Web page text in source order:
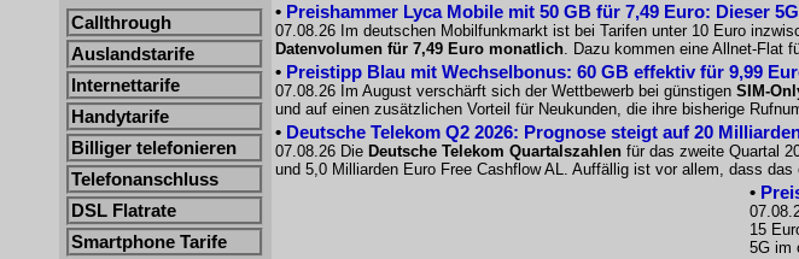
Callthrough
Auslandstarife
Internettarife
Handytarife
Billiger telefonieren
Telefonanschluss
DSL Flatrate
Smartphone Tarife
• Preishammer Lyca Mobile mit 50 GB für 7,49 Euro: Dieser
07.08.26 Im deutschen Mobilfunkmarkt ist bei Tarifen unter 10 Euro
Datenvolumen für 7,49 Euro monatlich. Dazu kommen eine Allnet-Flat
• Preistipp Blau mit Wechselbonus: 60 GB effektiv für 9,99
07.08.26 Im August verschärft sich der Wettbewerb bei günstigen SIM-
und auf einen zusätzlichen Vorteil für Neukunden, die ihre bisherige
• Deutsche Telekom Q2 2026: Prognose steigt auf 20
07.08.26 Die Deutsche Telekom Quartalszahlen für das zweite Quartal
und 5,0 Milliarden Euro Free Cashflow AL. Auffällig ist vor allem, dass
•
15
5G im